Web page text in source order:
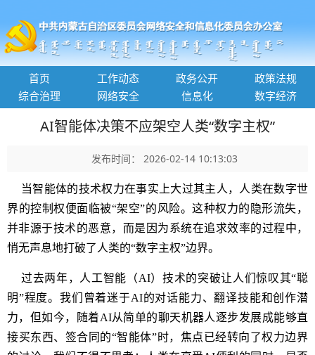
首页 工作动态 政务公开
政策法规
综合治理
网络安全 信息化 数字经济
AI智能体决策不应架空人类“数字主权”
发布时间： 2026-02-14 10:13:03
当智能体的技术权力在事实上大过其主人，人类在数字世
界的控制权便面临被“架空”的风险。这种权力的隐形流失，
并非源于技术的恶意，而是因为系统在追求效率的过程中，
悄无声息地打破了人类的“数字主权”边界。
过去两年，人工智能（AI）技术的突破让人们惊叹其“聪
明”程度。我们曾着迷于AI的对话能力、翻译技能和创作潜
力，但如今，随着AI从简单的聊天机器人逐步发展成能够直
接买东西、签合同的“智能体”时，焦点已经转向了权力边界